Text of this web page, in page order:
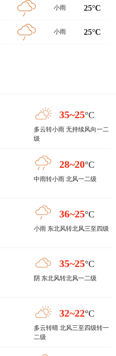
小雨 25°C
小雨 25°C
35~25°C
多云转小雨 无持续风向一二
级
28~20°C
中雨转小雨 北风一二级
36~25°C
小雨 东北风转北风三至四级
35~25°C
阴 东北风转北风一二级
32~22°C
多云转晴 北风三至四级转一
二级